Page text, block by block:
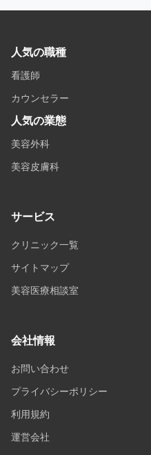
人気の職種
看護師
カウンセラー
人気の業態
美容外科
美容皮膚科
サービス
クリニック一覧
サイトマップ
美容医療相談室
会社情報
お問い合わせ
プライバシーポリシー
利用規約
運営会社